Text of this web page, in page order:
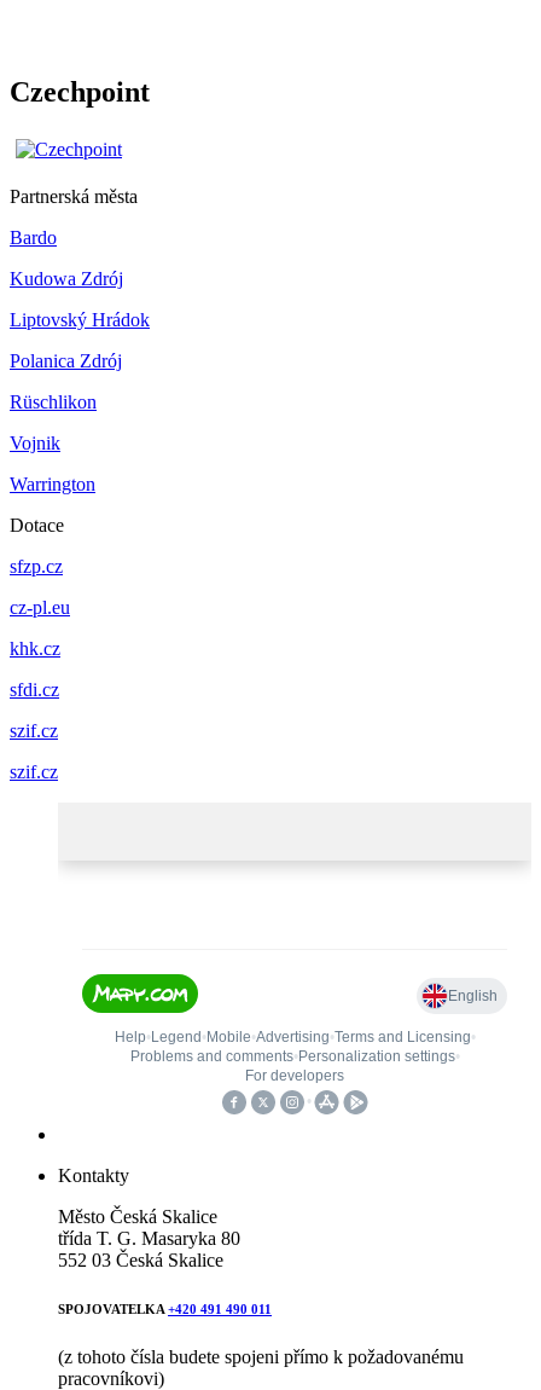
Czechpoint
Partnerská města
Bardo
Kudowa Zdrój
Liptovský Hrádok
Polanica Zdrój
Rüschlikon
Vojnik
Warrington
Dotace
sfzp.cz
cz-pl.eu
khk.cz
sfdi.cz
szif.cz
szif.cz
Kontakty
Město Česká Skalice
třída T. G. Masaryka 80
552 03 Česká Skalice
SPOJOVATELKA +420 491 490 011
(z tohoto čísla budete spojeni přímo k požadovanému
pracovníkovi)